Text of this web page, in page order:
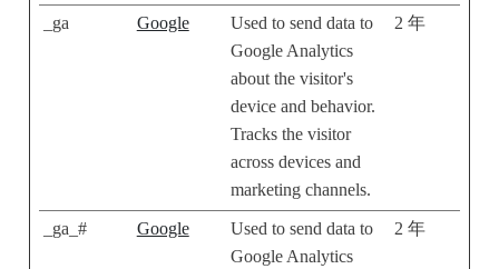
_ga Google
Used to send data to
Google Analytics
about the visitor's
device and behavior.
Tracks the visitor
across devices and
marketing channels.
2 年
_ga_# Google
Used to send data to
Google Analytics
2 年